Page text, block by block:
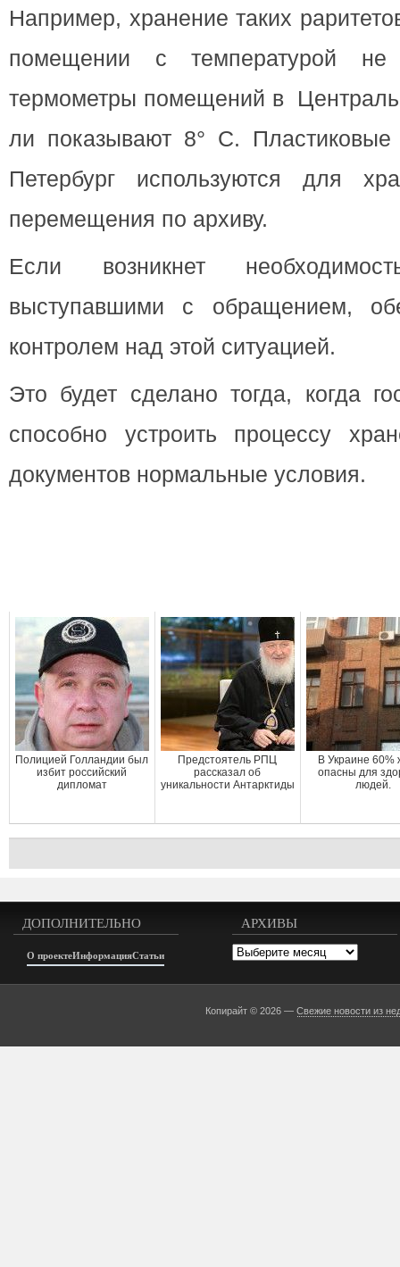
Например, хранение таких
помещении с температурой
термометры помещений в
ли показывают 8° C. Пластиковые
Петербург используются для
перемещения по архиву.
Если возникнет
выступавшими с обращением,
контролем над этой ситуацией.
Это будет сделано тогда, когда
способно устроить процессу
документов нормальные условия.
Полицией Голландии был
избит российский
дипломат
Предстоятель РПЦ
рассказал об
уникальности Антарктиды
В Украине 60%
опасны для
людей.
ДОПОЛНИТЕЛЬНО
О проектеИнформацияСтатьи
АРХИВЫ
Архивы
Копирайт © 2026 —Свежие новости из